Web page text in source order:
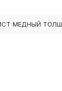
МЕДНЫЙ